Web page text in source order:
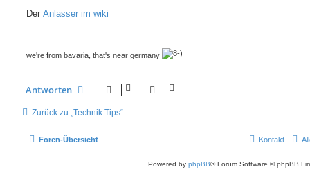
i
Der Anlasser im wiki
we're from bavaria, that's near germany
Antworten
Zurück zu „Technik Tips“
Foren-Übersicht Kontakt
Powered by phpBB® Forum Software © phpBB